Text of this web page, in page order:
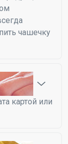
чашечку
картой или